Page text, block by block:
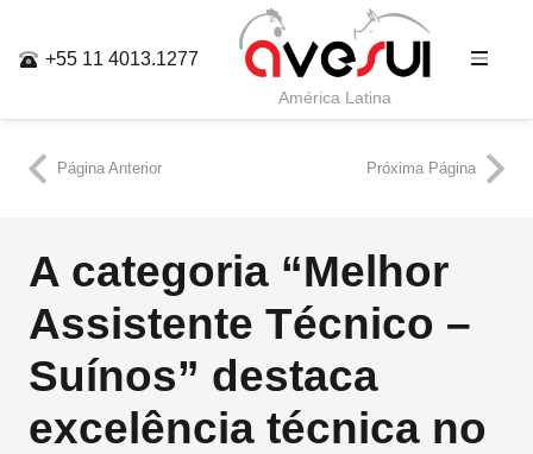
+55 11 4013.1277
América Latina
Página Anterior Próxima Página
A categoria “Melhor
Assistente Técnico –
Suínos” destaca
excelência técnica no